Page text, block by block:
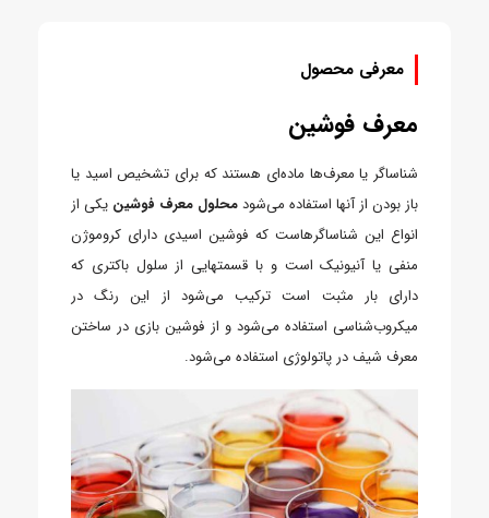
معرفی محصول
معرف فوشین
شناساگر یا معرف‌ها ماده‌ای هستند که برای تشخیص اسید یا
باز بودن از آنها استفاده می‌شودمحلول معرف فوشین یکی از
انواع این شناساگرهاست که فوشین اسیدی دارای کروموژن
منفی یا آنیونیک است و با قسمتهایی از سلول باکتری که
دارای بار مثبت است ترکیب می‌شود از این رنگ در
میکروب‌شناسی استفاده می‌شود و از فوشین بازی در ساختن
معرف شیف در پاتولوژی استفاده می‌شود.